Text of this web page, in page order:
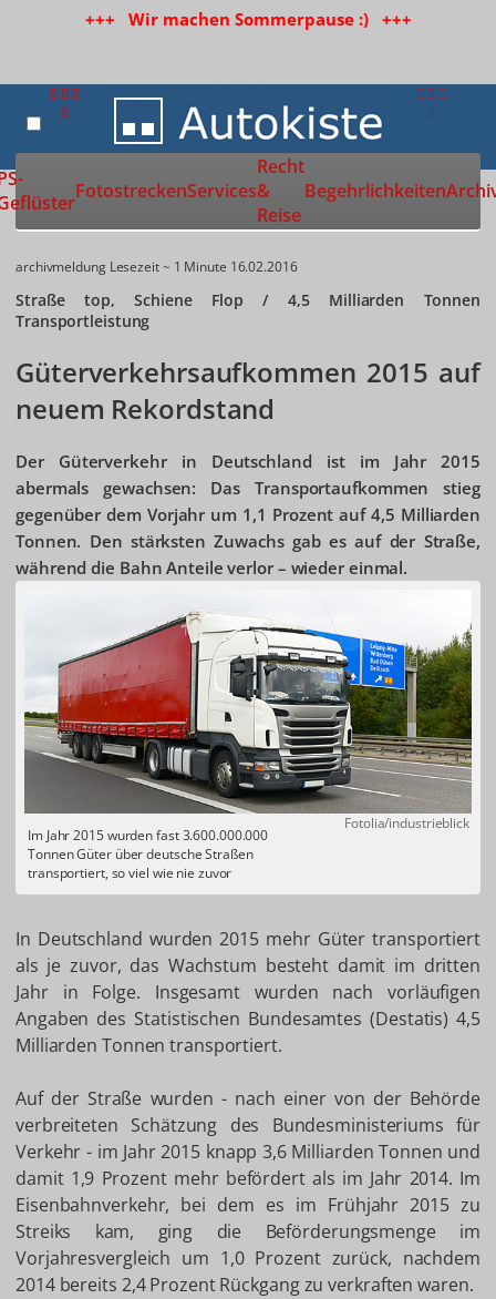
+++ Wir machen Sommerpause :) +++
Zur Startseite
FotostreckenServices
Recht
&
Reise
Begehrlichkeiten
archivmeldung Lesezeit ~ 1 Minute 16.02.2016
Straße top, Schiene Flop / 4,5 Milliarden Tonnen
Transportleistung
Güterverkehrsaufkommen 2015 auf
neuem Rekordstand
Der Güterverkehr in Deutschland ist im Jahr 2015
abermals gewachsen: Das Transportaufkommen stieg
gegenüber dem Vorjahr um 1,1 Prozent auf 4,5 Milliarden
Tonnen. Den stärksten Zuwachs gab es auf der Straße,
während die Bahn Anteile verlor – wieder einmal.
Fotolia/industrieblick
Im Jahr 2015 wurden fast 3.600.000.000
Tonnen Güter über deutsche Straßen
transportiert, so viel wie nie zuvor
In Deutschland wurden 2015 mehr Güter transportiert
als je zuvor, das Wachstum besteht damit im dritten
Jahr in Folge. Insgesamt wurden nach vorläufigen
Angaben des Statistischen Bundesamtes (Destatis) 4,5
Milliarden Tonnen transportiert.
Auf der Straße wurden - nach einer von der Behörde
verbreiteten Schätzung des Bundesministeriums für
Verkehr - im Jahr 2015 knapp 3,6 Milliarden Tonnen und
damit 1,9 Prozent mehr befördert als im Jahr 2014. Im
Eisenbahnverkehr, bei dem es im Frühjahr 2015 zu
Streiks kam, ging die Beförderungsmenge im
Vorjahresvergleich um 1,0 Prozent zurück, nachdem
2014 bereits 2,4 Prozent Rückgang zu verkraften waren.